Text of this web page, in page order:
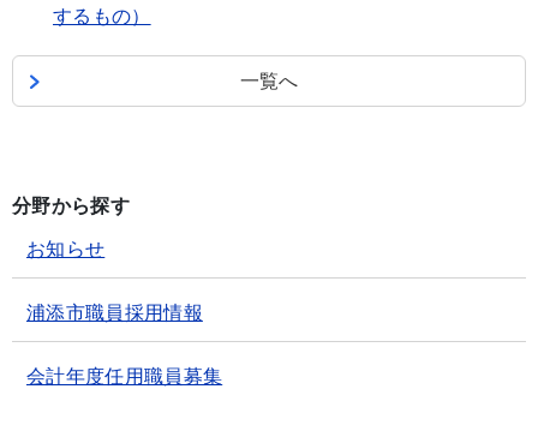
するもの）
一覧へ
分野から探す
お知らせ
浦添市職員採用情報
会計年度任用職員募集